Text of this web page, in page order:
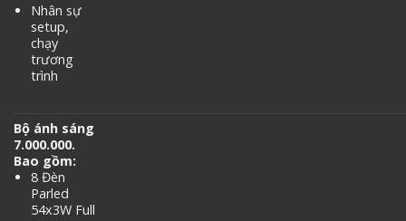
Nhân sự
setup,
chạy
trương
trình
Bộ ánh sáng
7.000.000.
Bao gồm:
8 Đèn
Parled
54x3W Full